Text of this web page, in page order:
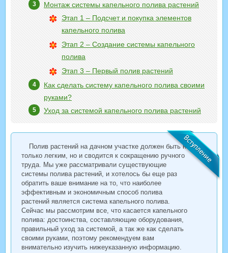
Монтаж системы капельного полива растений
Этап 1 – Подсчет и покупка элементов
капельного полива
Этап 2 – Создание системы капельного
полива
Этап 3 – Первый полив растений
Как сделать систему капельного полива своими
руками?
Уход за системой капельного полива растений
Полив растений на дачном участке должен быть не
только легким, но и сводится к сокращению ручного
труда. Мы уже рассматривали существующие
системы полива растений, и хотелось бы еще раз
обратить ваше внимание на то, что наиболее
эффективным и экономичным способ полива
растений является система капельного полива.
Сейчас мы рассмотрим все, что касается капельного
полива: достоинства, составляющие оборудования,
правильный уход за системой, а так же как сделать
своими руками, поэтому рекомендуем вам
внимательно изучить нижеуказанную информацию.